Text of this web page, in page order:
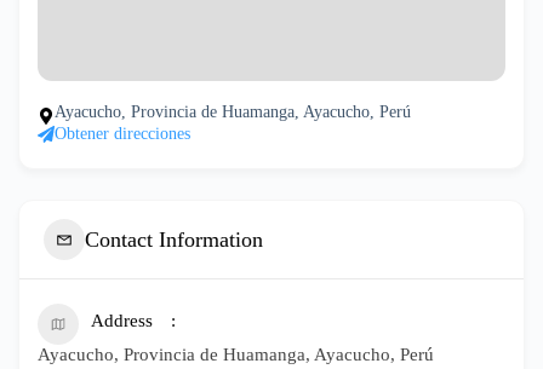
Ayacucho, Provincia de Huamanga, Ayacucho, Perú
Obtener direcciones
Contact Information
Address
Ayacucho, Provincia de Huamanga, Ayacucho, Perú